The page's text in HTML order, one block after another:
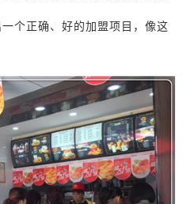
个正确、好的加盟项目，像这